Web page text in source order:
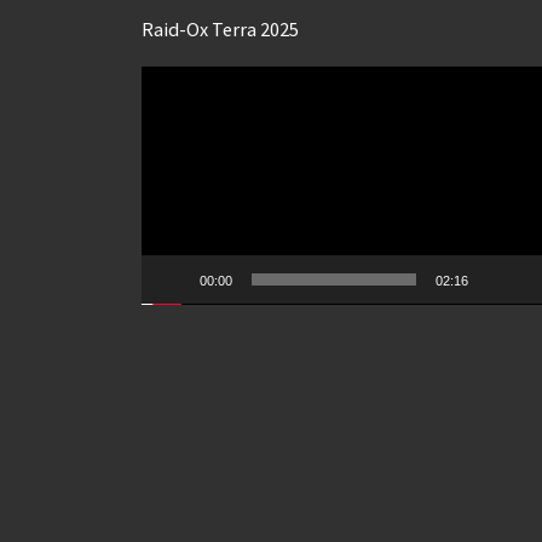
Raid-Ox Terra 2025
00:00 02:16